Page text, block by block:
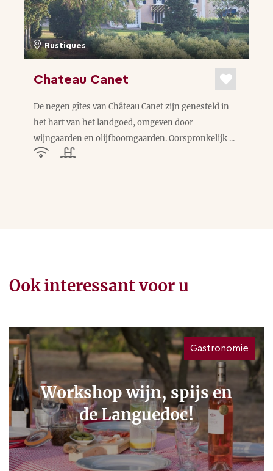
Rustiques
Chateau Canet
De negen gîtes van Château Canet zijn genesteld in
het hart van het landgoed, omgeven door
wijngaarden en olijfboomgaarden. Oorspronkelijk ...
Ook interessant voor u
Gastronomie
Workshop wijn, spijs en
de Languedoc!